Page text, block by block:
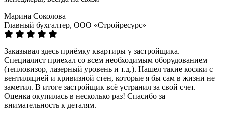
Марина Соколова
Главный бухгалтер, ООО «Стройресурс»
Заказывал здесь приёмку квартиры у застройщика.
Специалист приехал со всем необходимым оборудованием
(тепловизор, лазерный уровень и т.д.). Нашел такие косяки с
вентиляцией и кривизной стен, которые я бы сам в жизни не
заметил. В итоге застройщик всё устранил за свой счет.
Оценка окупилась в несколько раз! Спасибо за
внимательность к деталям.